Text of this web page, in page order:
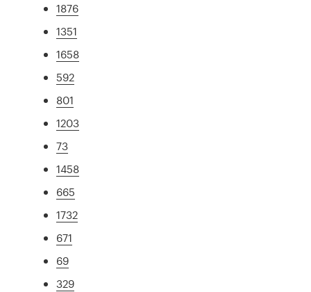
1876
1351
1658
592
801
1203
73
1458
665
1732
671
69
329